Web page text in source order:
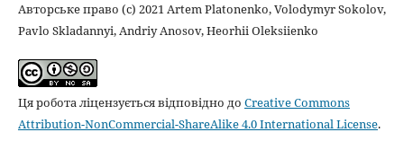
Авторське право (c) 2021 Artem Platonenko, Volodymyr Sokolov,
Pavlo Skladannyi, Andriy Anosov, Heorhii Oleksiienko
Ця робота ліцензується відповідно до Creative Commons
Attribution-NonCommercial-ShareAlike 4.0 International License.